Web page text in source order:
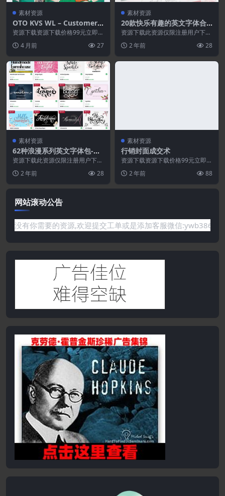
素材资源
OTO KVS WL – Customer P
ortal
资源下载资源下载价格99元立即购
源永久更新资源!一...
4 月前 27
素材资源
20款快乐有趣的英文字体合
集
资源下载此资源仅限注册用户下
保证所有资源永久更新资...
2 年前 28
素材资源
62种浪漫系列英文字体包-适
用于婚礼情人节的英文字体
资源下载此资源仅限注册用户下
保证所有资源永久更新资...
2 年前 28
素材资源
行销封面成交术
资源下载资源下载价格99元立即购
源永久更新资源!一...
2 年前 88
网站滚动公告
要的资源,欢迎提交工单或是添加客服微信:ywb386获取帮助！